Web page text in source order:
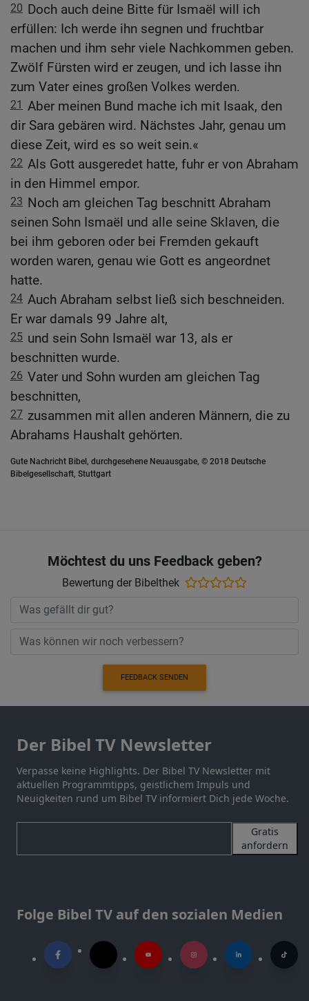
20 Doch auch deine Bitte für Ismaël will ich
erfüllen: Ich werde ihn segnen und fruchtbar
machen und ihm sehr viele Nachkommen geben.
Zwölf Fürsten wird er zeugen, und ich lasse ihn
zum Vater eines großen Volkes werden.
21 Aber meinen Bund mache ich mit Isaak, den
dir Sara gebären wird. Nächstes Jahr, genau um
diese Zeit, wird es so weit sein.«
22 Als Gott ausgeredet hatte, fuhr er von Abraham
in den Himmel empor.
23 Noch am gleichen Tag beschnitt Abraham
seinen Sohn Ismaël und alle seine Sklaven, die
bei ihm geboren oder bei Fremden gekauft
worden waren, genau wie Gott es angeordnet
hatte.
24 Auch Abraham selbst ließ sich beschneiden.
Er war damals 99 Jahre alt,
25 und sein Sohn Ismaël war 13, als er
beschnitten wurde.
26 Vater und Sohn wurden am gleichen Tag
beschnitten,
27 zusammen mit allen anderen Männern, die zu
Abrahams Haushalt gehörten.
Gute Nachricht Bibel, durchgesehene Neuausgabe, © 2018 Deutsche
Bibelgesellschaft, Stuttgart
Möchtest du uns Feedback geben?
Bewertung der Bibelthek
FEEDBACK SENDEN
Der Bibel TV Newsletter
Verpasse keine Highlights. Der Bibel TV Newsletter mit
aktuellen Programmtipps, geistlichem Impuls und
Neuigkeiten rund um Bibel TV informiert Dich jede Woche.
Gratis
anfordern
Folge Bibel TV auf den sozialen Medien